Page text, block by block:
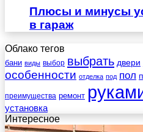
Плюсы и минусы
в гараж
Облако тегов
бани виды выбор выбрать двери
особенности отделка под пол
преимущества ремонт
установка
Интересное